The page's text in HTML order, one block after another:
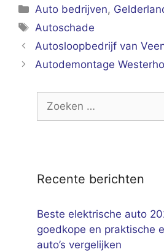
Categorieën
Auto bedrijven,
Tags
Autoschade
Autosloopbedrijf van
Autodemontage
Zoek
Recente berichten
Beste elektrische auto
goedkope en praktische
auto’s vergelijken